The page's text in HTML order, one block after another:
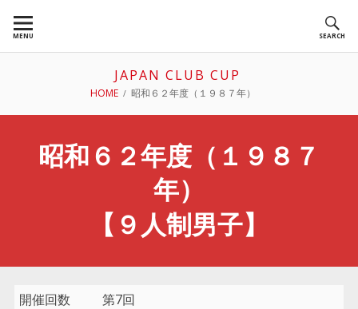
MENU SEARCH
JAPAN CLUB CUP
BREADCRUMBS
HOME 昭和６２年度（１９８７年）
昭和６２年度（１９８７
年）
【９人制男子】
開催回数 第7回